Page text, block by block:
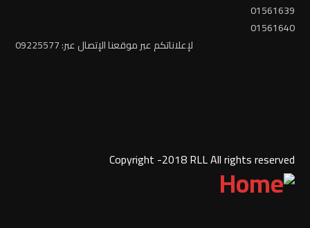
01561639
01561640
لإعلاناتكم عبر موقعنا الإتصال عبر: 09225577
Copyright -2018 RLL All rights reserved